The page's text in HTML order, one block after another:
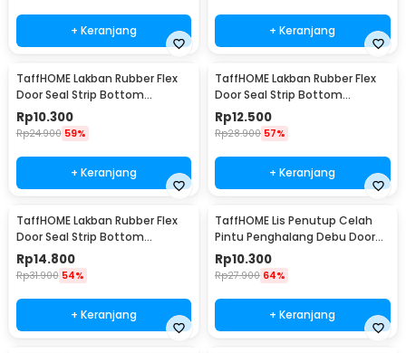
+ Keranjang + Keranjang
TaffHOME Lakban Rubber Flex
Door Seal Strip Bottom
Waterproof 25mmx5M - TP39
Rp10.300
Rp24.900 59%
+ Keranjang
TaffHOME Lakban Rubber Flex
Door Seal Strip Bottom
Waterproof 35mmx5M - TP39
Rp12.500
Rp28.900 57%
+ Keranjang
TaffHOME Lakban Rubber Flex
Door Seal Strip Bottom
Waterproof 45mmx5M - TP39
Rp14.800
Rp31.900 54%
+ Keranjang
TaffHOME Lis Penutup Celah
Pintu Penghalang Debu Door
Bottom Seal 1M - LQ7
Rp10.300
Rp27.900 64%
+ Keranjang